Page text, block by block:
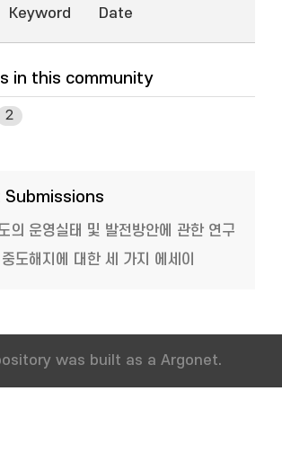
Keyword
Date
in this community
2
Submissions
의 운영실태 및 발전방안에 관한 연구
도해지에 대한 세 가지 에세이
was built as a Argonet.